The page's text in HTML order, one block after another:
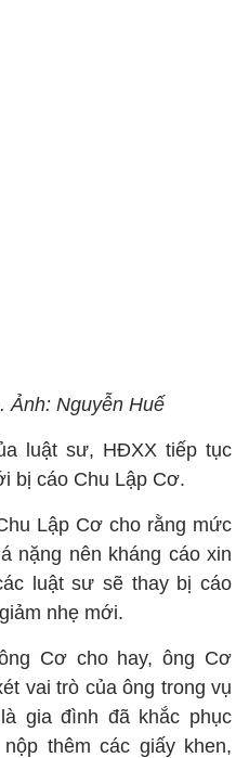
Ảnh: Nguyễn Huế
luật sư, HĐXX tiếp tục
bị cáo Chu Lập Cơ.
Lập Cơ cho rằng mức
nặng nên kháng cáo xin
luật sư sẽ thay bị cáo
nhẹ mới.
Cơ cho hay, ông Cơ
vai trò của ông trong vụ
gia đình đã khắc phục
thêm các giấy khen,